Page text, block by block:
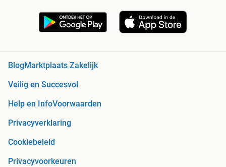
BlogMarktplaats Zakelijk
Veilig en Succesvol
Help en InfoVoorwaarden
Privacyverklaring
Cookiebeleid
Privacyvoorkeuren